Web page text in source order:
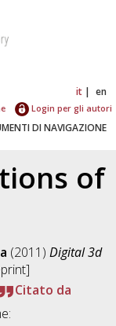
it en
Login per gli autori
DI NAVIGAZIONE
of
(2011)Digital 3d
Citato da